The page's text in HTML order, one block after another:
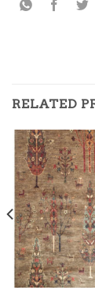
RELATED